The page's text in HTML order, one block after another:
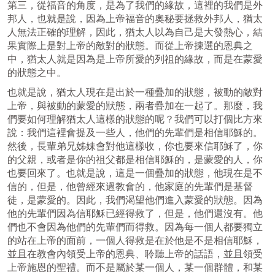
第三，從福音的角度，是為了我們的緣故，這裡的我們是外
邦人，也就是說，因為上帝福音的奧秘要拯救外邦人，猶太
人無法正確的理解，因此，猶太人以為自己是大發熱心，結
果實際上是對上帝的敵對的狀態。而從上帝揀選的恩典之
中，猶太人就是因為是上帝所愛的列祖的緣故，而是在蒙愛
的狀態之中。
也就是說，猶太人現在是出於一種疊加的狀態，被動的敵對
上帝，與被動的蒙愛的狀態，兩者疊加在一起了。那麼，我
們要如何理解猶太人這樣的狀態的呢？我們可以打個比方來
說：我們這裡會提及一些人，他們的先輩們是相信耶穌的。
然後，長輩弟兄姊妹會對他這樣收，你也要來信耶穌了，你
的父親，或者是你的祖父都是相信耶穌的，是蒙愛的人，你
也要回來了。也就是說，這是一個疊加的狀態，他現在是不
信的，但是，他曾經來過教會的，他家庭的先輩們是基督
徒，是蒙愛的。因此，我們渴望他們進入蒙愛的狀態。因為
他的先輩們因為信耶穌已經得救了，但是，他們還沒有。他
們也不會因為他們的先輩們而得救。因為每一個人都要獨立
的站在上帝的面前，一個人得救是在於他是不是相信耶穌，
並且在教會內領受上帝的恩典、聆聽上帝的話語，並且領受
上帝施恩的聖禮。而不是屬於某一個人，某一個群體，和某